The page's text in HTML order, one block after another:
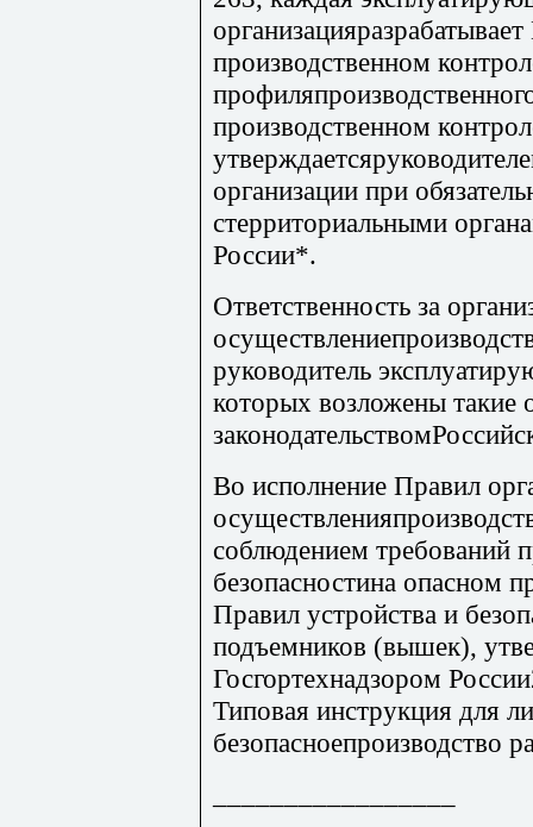
производственном
производственном
организации при
стерриториальными
России*.
Ответственность за
руководитель
которых возложены такие
Во исполнение Правил
соблюдением требований
безопасностина опасном
Правил устройства и
подъемников (вышек),
Госгортехнадзором
Типовая инструкция для
безопасноепроизводство